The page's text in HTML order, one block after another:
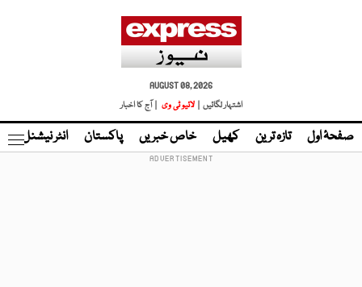
AUGUST 08, 2026
اشتہار لگائیں |
لائیو ٹی وی | آج کا اخبار
صفحۂ اول تازہ ترین کھیل خاص خبریں پاکستان انٹر نیشنل